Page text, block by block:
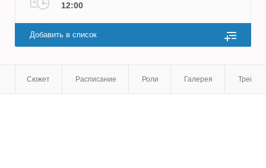
12:00
Добавить в список
Сюжет Расписание Роли Галерея